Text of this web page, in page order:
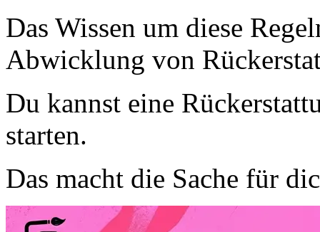
Das Wissen um diese
Abwicklung von
Du kannst eine
starten.
Das macht die Sache für